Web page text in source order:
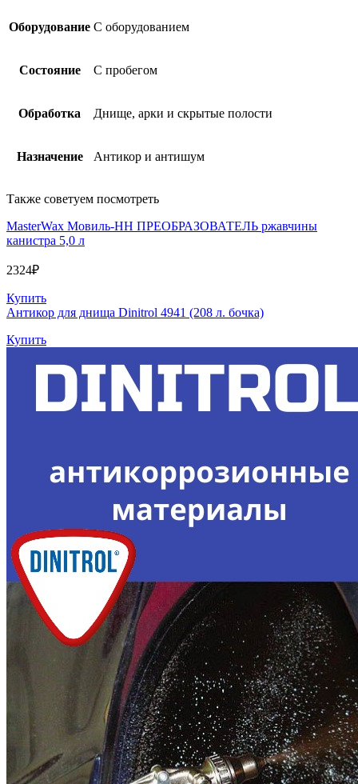
Оборудование С оборудованием
Состояние С пробегом
Обработка Днище, арки и скрытые полости
Назначение Антикор и антишум
Также советуем посмотреть
MasterWax Мовиль-НН ПРЕОБРАЗОВАТЕЛЬ ржавчины
канистра 5,0 л
2324₽
Купить
Антикор для днища Dinitrol 4941 (208 л. бочка)
Купить